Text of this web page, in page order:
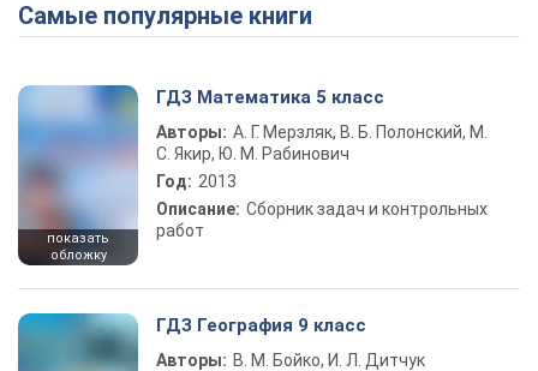
Play Video
Самые популярные книги
показать
обложку
ГДЗ Математика 5 класс
Авторы: А. Г. Мерзляк, В. Б. Полонский, М.
С. Якир, Ю. М. Рабинович
Год: 2013
Описание: Сборник задач и контрольных
работ
ГДЗ География 9 класс
Авторы: В. М. Бойко, И. Л. Дитчук